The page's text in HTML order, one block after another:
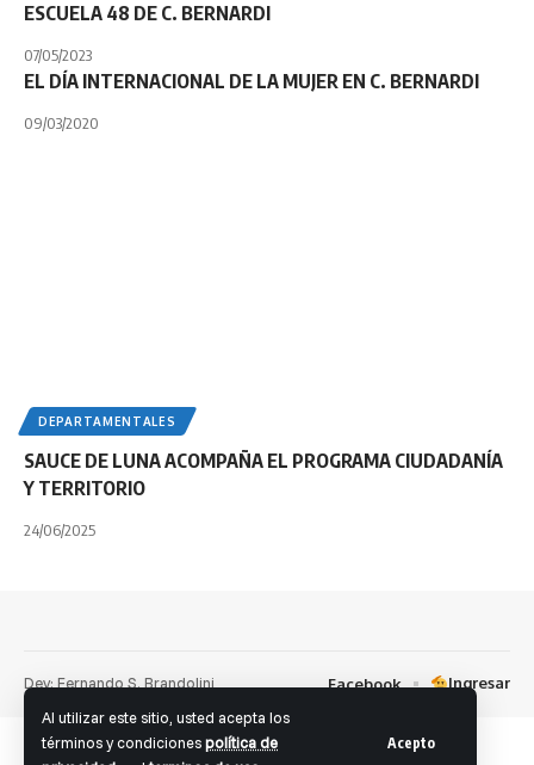
Al utilizar este sitio, usted acepta los
términos y condicionespolítica de
Acepto
ESCUELA 48 DE C. BERNARDI
07/05/2023
EL DÍA INTERNACIONAL DE LA MUJER EN C. BERNARDI
09/03/2020
DEPARTAMENTALES
SAUCE DE LUNA ACOMPAÑA EL PROGRAMA CIUDADANÍA
Y TERRITORIO
24/06/2025
Dev: Fernando S. Brandolini Facebook Ingresar